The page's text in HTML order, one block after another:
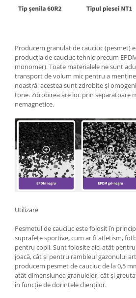
Producem granulat de cauciuc (pesmet)
producția de cauciuc tehnic precum
monomer). Toate materialele ne sunt
transport de volum mic pentru a
noastră, acestea sunt zdrobite și
tone. Zdrobirea are loc prin separatoare
nemagnetice.
Utilizare
Pesmetul de cauciuc este folosit în
suprafețe sportive, cum ar fi atletism,
pentru copii. Sunt folosite aici atât
joacă, cât și pentru rambleul gazonului
producem pesmet de cauciuc de la 0,5
atât dimensiunea granulelor, cât și
în funcție de dorințele clienților.